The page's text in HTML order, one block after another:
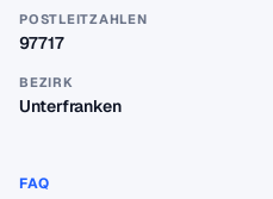
POSTLEITZAHLEN
97717
BEZIRK
Unterfranken
FAQ